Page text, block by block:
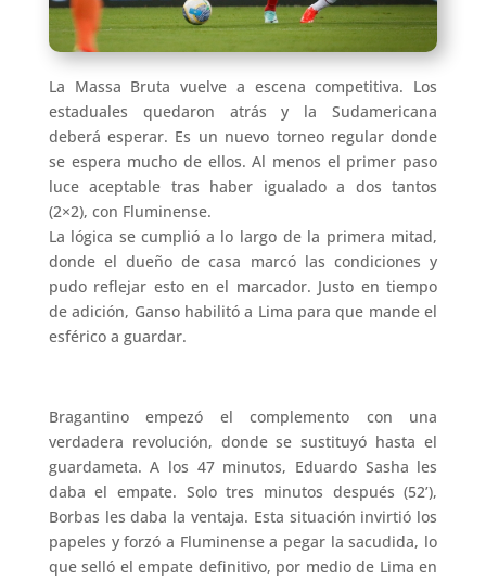
La Massa Bruta vuelve a escena competitiva. Los
estaduales quedaron atrás y la Sudamericana
deberá esperar. Es un nuevo torneo regular donde
se espera mucho de ellos. Al menos el primer paso
luce aceptable tras haber igualado a dos tantos
(2×2), con Fluminense.
La lógica se cumplió a lo largo de la primera mitad,
donde el dueño de casa marcó las condiciones y
pudo reflejar esto en el marcador. Justo en tiempo
de adición, Ganso habilitó a Lima para que mande el
esférico a guardar.
Bragantino empezó el complemento con una
verdadera revolución, donde se sustituyó hasta el
guardameta. A los 47 minutos, Eduardo Sasha les
daba el empate. Solo tres minutos después (52’),
Borbas les daba la ventaja. Esta situación invirtió los
papeles y forzó a Fluminense a pegar la sacudida, lo
que selló el empate definitivo, por medio de Lima en